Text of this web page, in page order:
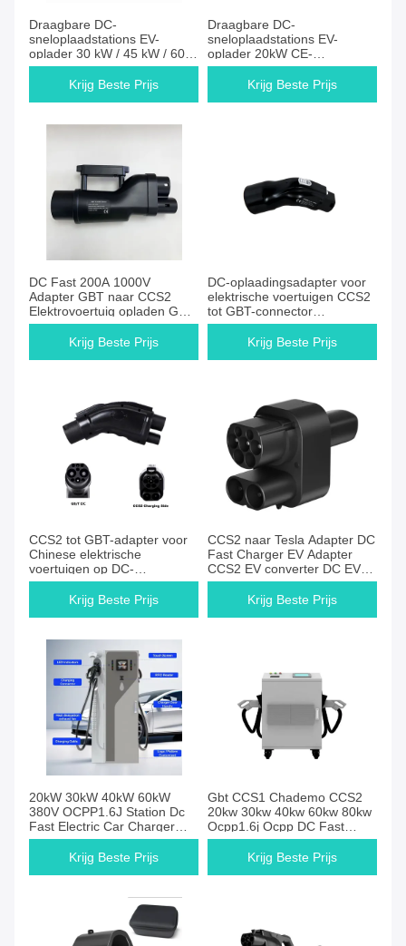
Draagbare DC-
sneloplaadstations EV-
oplader 30 kW / 45 kW / 60
kW CCS Tesla CHAdeMO
Krijg Beste Prijs
Draagbare DC-
sneloplaadstations EV-
oplader 20kW CE-
gecertificeerd met GBT
CCS2-kabelKrijg Beste Prijs
DC Fast 200A 1000V
Adapter GBT naar CCS2
Elektrovoertuig opladen GBT
naar CCS2 Adapter Ev
Charger Connector
Krijg Beste Prijs
DC-oplaadingsadapter voor
elektrische voertuigen CCS2
tot GBT-connector
CHAdeMO tot GBT CCS1 tot
GBT VAN Chinese auto's
Krijg Beste Prijs
CCS2 tot GBT-adapter voor
Chinese elektrische
voertuigen op DC-
snellaadstation met combo 2
CCS2 EV-connector
Krijg Beste Prijs
CCS2 naar Tesla Adapter DC
Fast Charger EV Adapter
CCS2 EV converter DC EV
opladen Adapter 250A Voor
Krijg Beste Prijs
20kW 30kW 40kW 60kW
380V OCPP1.6J Station Dc
Fast Electric Car Charger
GBT CCS1 CHAdeMO
Krijg Beste Prijs
Gbt CCS1 Chademo CCS2
20kw 30kw 40kw 60kw 80kw
Ocpp1.6j Ocpp DC Fast
Mobile Charging Stations
Elektrische voertuigen
Krijg Beste Prijs